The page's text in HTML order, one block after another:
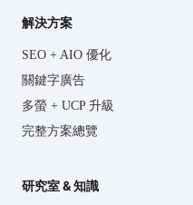
解決方案
SEO + AIO 優化
關鍵字廣告
多螢 + UCP 升級
完整方案總覽
研究室 & 知識